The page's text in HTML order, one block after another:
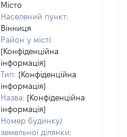
Місто
Населений пункт:
Вінниця
Район у місті:
[Конфіденційна
інформація]
Тип: [Конфіденційна
інформація]
Назва: [Конфіденційна
інформація]
Номер будинку/
земельної ділянки: